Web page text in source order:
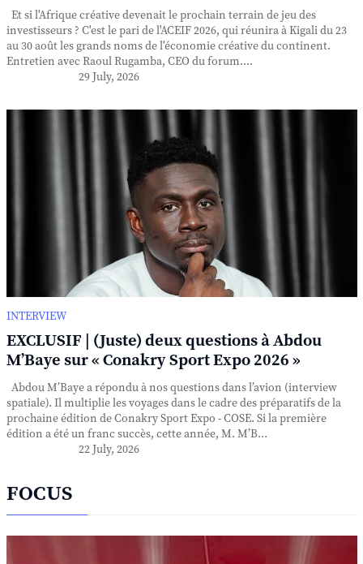
Et si l'Afrique créative devenait le prochain terrain de jeu des
investisseurs ? C'est le pari de l'ACEIF 2026, qui réunira à Kigali du 23
au 30 août les grands noms de l'économie créative du continent.
Entretien avec Raoul Rugamba, CEO du forum....
29 July, 2026
INTERVIEW
EXCLUSIF | (Juste) deux questions à Abdou
M’Baye sur « Conakry Sport Expo 2026 »
Abdou M’Baye a répondu à nos questions dans l’avion (interview
spatiale). Il multiplie les voyages dans le cadre des préparatifs de la
prochaine édition de Conakry Sport Expo - COSE. Si la première
édition a été un franc succès, cette année, M. M’B...
22 July, 2026
FOCUS